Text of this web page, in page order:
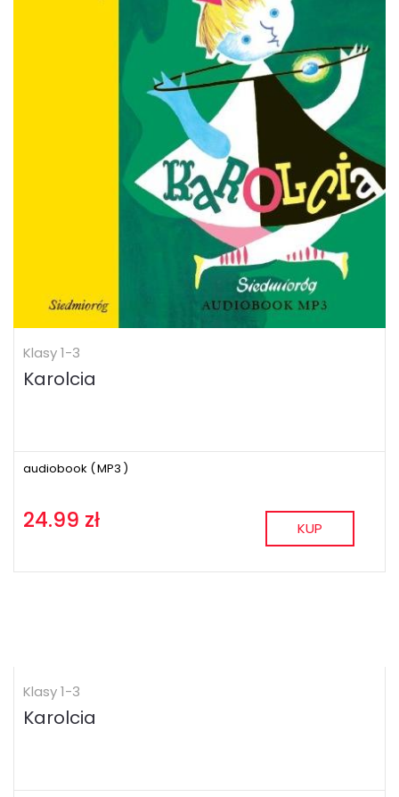
Klasy 1-3
Karolcia
audiobook (MP3 )
24.99 zł KUP
Klasy 1-3
Karolcia